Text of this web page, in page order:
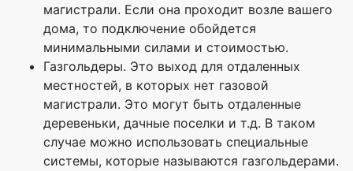
магистрали. Если она проходит возле вашего
дома, то подключение обойдется
минимальными силами и стоимостью.
Газгольдеры. Это выход для отдаленных
местностей, в которых нет газовой
магистрали. Это могут быть отдаленные
деревеньки, дачные поселки и т.д. В таком
случае можно использовать специальные
системы, которые называются газгольдерами.